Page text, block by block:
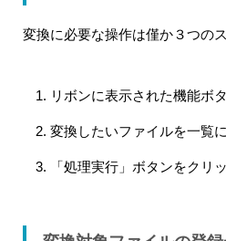
変換に必要な操作は僅か３つの
リボンに表示された機能ボ
変換したいファイルを一覧
「処理実行」ボタンをクリ